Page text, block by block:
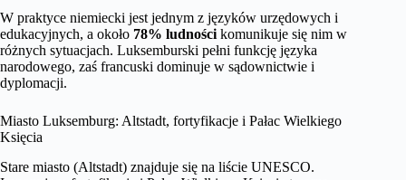
W praktyce niemiecki jest jednym z języków urzędowych i
edukacyjnych, a około 78% ludności komunikuje się nim w
różnych sytuacjach. Luksemburski pełni funkcję języka
narodowego, zaś francuski dominuje w sądownictwie i
dyplomacji.
Miasto Luksemburg: Altstadt, fortyfikacje i Pałac Wielkiego
Księcia
Stare miasto (Altstadt) znajduje się na liście UNESCO.